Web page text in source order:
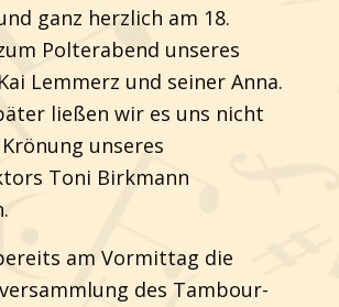
ganz herzlich am 18.
Polterabend unseres
Lemmerz und seiner Anna.
ließen wir es uns nicht
unseres
Toni Birkmann
am Vormittag die
des Tambour-